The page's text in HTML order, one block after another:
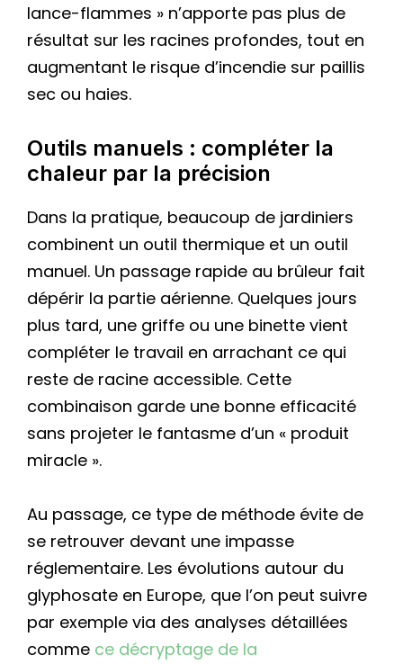
lance-flammes » n’apporte pas plus de
résultat sur les racines profondes, tout en
augmentant le risque d’incendie sur paillis
sec ou haies.
Outils manuels : compléter la
chaleur par la précision
Dans la pratique, beaucoup de jardiniers
combinent un outil thermique et un outil
manuel. Un passage rapide au brûleur fait
dépérir la partie aérienne. Quelques jours
plus tard, une griffe ou une binette vient
compléter le travail en arrachant ce qui
reste de racine accessible. Cette
combinaison garde une bonne efficacité
sans projeter le fantasme d’un « produit
miracle ».
Au passage, ce type de méthode évite de
se retrouver devant une impasse
réglementaire. Les évolutions autour du
glyphosate en Europe, que l’on peut suivre
par exemple via des analyses détaillées
comme ce décryptage de la